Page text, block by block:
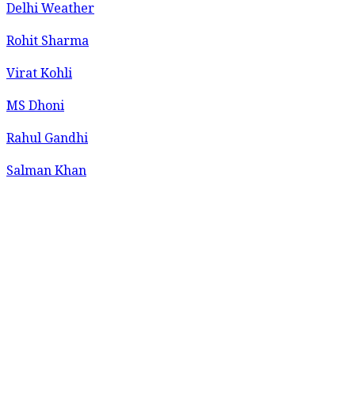
Delhi Weather
Rohit Sharma
Virat Kohli
MS Dhoni
Rahul Gandhi
Salman Khan